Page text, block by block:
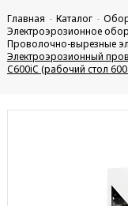
Главная Каталог
Электроэрозионное
Проволочно-вырезные
Электроэрозионный
C600iC (рабочий стол